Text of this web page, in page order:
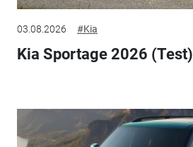
03.08.2026 #Kia
Kia Sportage 2026 (Test)